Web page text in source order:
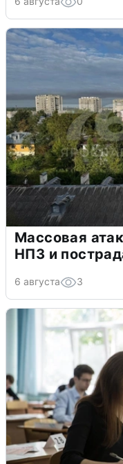
Массовая
НПЗ и
6 августа 3